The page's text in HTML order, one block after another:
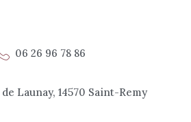
06 26 96 78 86
de Launay, 14570 Saint-Remy